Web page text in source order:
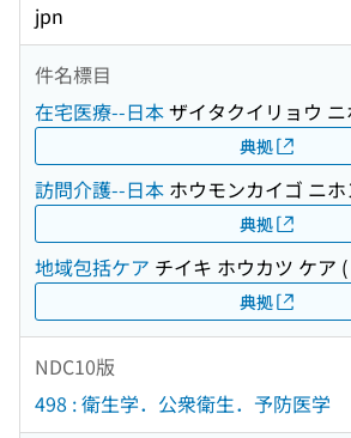
jpn
件名標目
在宅医療--日本ザイタクイリョウ ニ
典拠
訪問介護--日本 ホウモンカイゴ ニホ
典拠
地域包括ケア チイキ ホウカツ ケア (
典拠
NDC10版
498 : 衛生学．公衆衛生．予防医学